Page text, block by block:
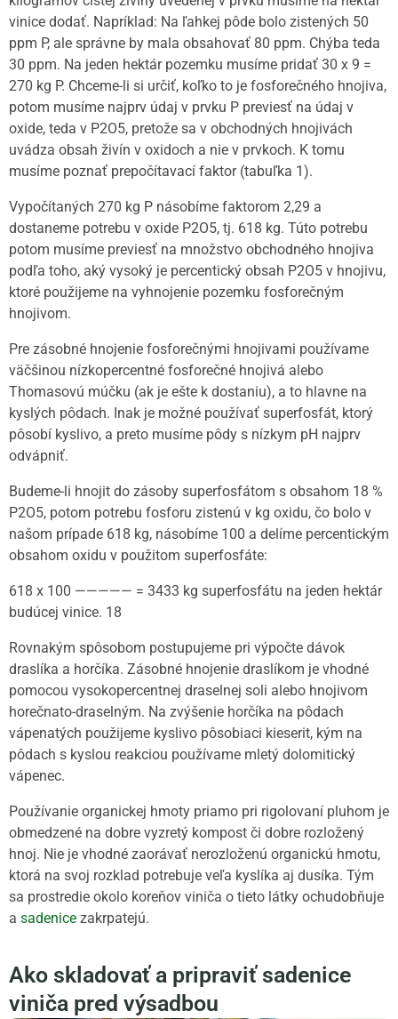
vinice dodať. Napríklad: Na ľahkej pôde bolo zistených 50
ppm P, ale správne by mala obsahovať 80 ppm. Chýba teda
30 ppm. Na jeden hektár pozemku musíme pridať 30 x 9 =
270 kg P. Chceme-li si určiť, koľko to je fosforečného hnojiva,
potom musíme najprv údaj v prvku P previesť na údaj v
oxide, teda v P2O5, pretože sa v obchodných hnojivách
uvádza obsah živín v oxidoch a nie v prvkoch. K tomu
musíme poznať prepočítavací faktor (tabuľka 1).
Vypočítaných 270 kg P násobíme faktorom 2,29 a
dostaneme potrebu v oxide P2O5, tj. 618 kg. Túto potrebu
potom musíme previesť na množstvo obchodného hnojiva
podľa toho, aký vysoký je percentický obsah P2O5 v hnojivu,
ktoré použijeme na vyhnojenie pozemku fosforečným
hnojivom.
Pre zásobné hnojenie fosforečnými hnojivami používame
väčšinou nízkopercentné fosforečné hnojivá alebo
Thomasovú múčku (ak je ešte k dostaniu), a to hlavne na
kyslých pôdach. Inak je možné používať superfosfát, ktorý
pôsobí kyslivo, a preto musíme pôdy s nízkym pH najprv
odvápniť.
Budeme-li hnojit do zásoby superfosfátom s obsahom 18 %
P2O5, potom potrebu fosforu zistenú v kg oxidu, čo bolo v
našom prípade 618 kg, násobíme 100 a delíme percentickým
obsahom oxidu v použitom superfosfáte:
618 x 100 ————— = 3433 kg superfosfátu na jeden hektár
budúcej vinice. 18
Rovnakým spôsobom postupujeme pri výpočte dávok
draslíka a horčíka. Zásobné hnojenie draslíkom je vhodné
pomocou vysokopercentnej draselnej soli alebo hnojivom
horečnato-draselným. Na zvýšenie horčíka na pôdach
vápenatých použijeme kyslivo pôsobiaci kieserit, kým na
pôdach s kyslou reakciou používame mletý dolomitický
vápenec.
Používanie organickej hmoty priamo pri rigolovaní pluhom je
obmedzené na dobre vyzretý kompost či dobre rozložený
hnoj. Nie je vhodné zaorávať nerozloženú organickú hmotu,
ktorá na svoj rozklad potrebuje veľa kyslíka aj dusíka. Tým
sa prostredie okolo koreňov viniča o tieto látky ochudobňuje
a sadenice zakrpatejú.
Ako skladovať a pripraviť sadenice
viniča pred výsadbou